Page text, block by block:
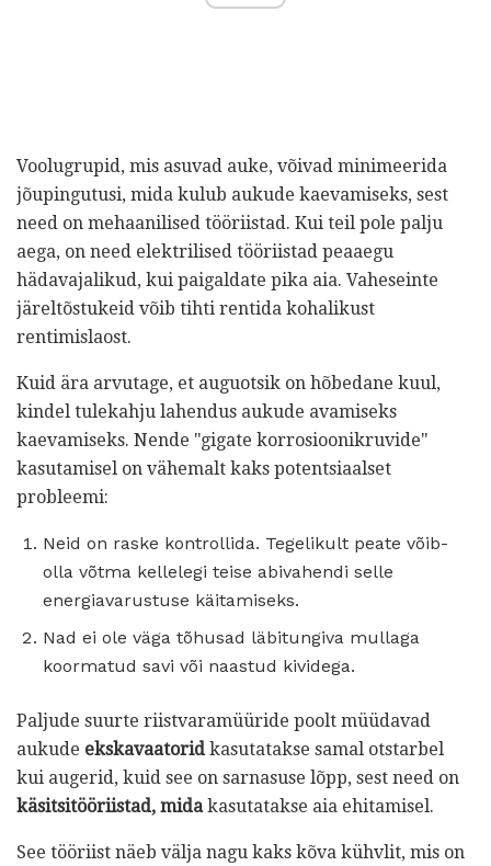
Voolugrupid, mis asuvad auke, võivad minimeerida
jõupingutusi, mida kulub aukude kaevamiseks, sest
need on mehaanilised tööriistad. Kui teil pole palju
aega, on need elektrilised tööriistad peaaegu
hädavajalikud, kui paigaldate pika aia. Vaheseinte
järeltõstukeid võib tihti rentida kohalikust
rentimislaost.
Kuid ära arvutage, et auguotsik on hõbedane kuul,
kindel tulekahju lahendus aukude avamiseks
kaevamiseks. Nende "gigate korrosioonikruvide"
kasutamisel on vähemalt kaks potentsiaalset
probleemi:
Neid on raske kontrollida. Tegelikult peate võib-
olla võtma kellelegi teise abivahendi selle
energiavarustuse käitamiseks.
Nad ei ole väga tõhusad läbitungiva mullaga
koormatud savi või naastud kividega.
Paljude suurte riistvaramüüride poolt müüdavad
aukude ekskavaatorid kasutatakse samal otstarbel
kui augerid, kuid see on sarnasuse lõpp, sest need on
käsitsitööriistad, midakasutatakse aia ehitamisel.
See tööriist näeb välja nagu kaks kõva kühvlit, mis on